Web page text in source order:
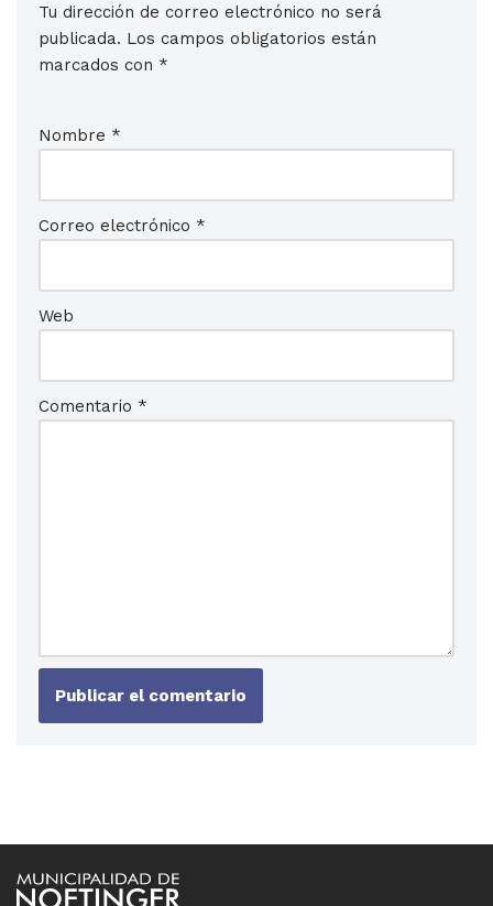
Tu dirección de correo electrónico no será
publicada. Los campos obligatorios están
marcados con *
Nombre *
Correo electrónico *
Web
Comentario *